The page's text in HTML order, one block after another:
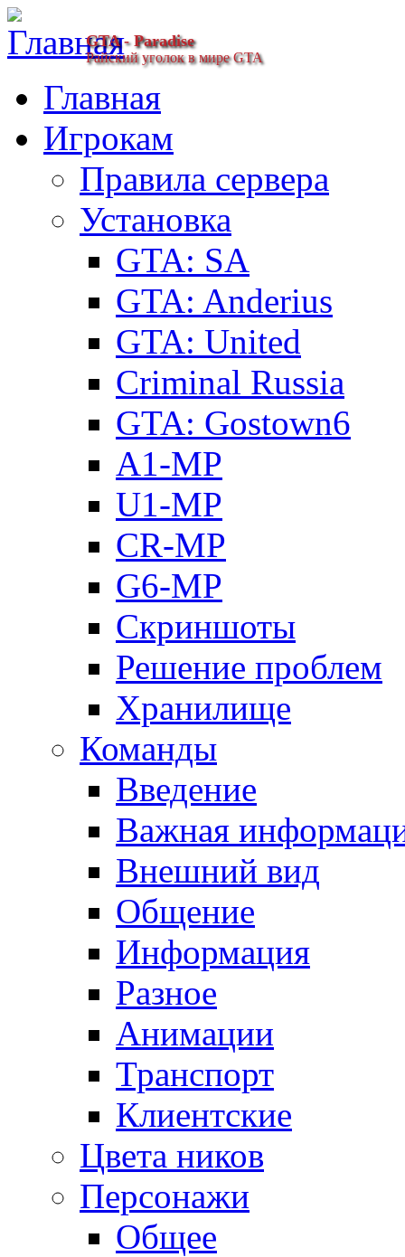
GTA - Paradise
Райский уголок в мире GTA
Главная
Игрокам
Правила сервера
Установка
GTA: SA
GTA: Anderius
GTA: United
Criminal Russia
GTA: Gostown6
A1-MP
U1-MP
CR-MP
G6-MP
Скриншоты
Решение проблем
Хранилище
Команды
Введение
Важная
Внешний вид
Общение
Информация
Разное
Анимации
Транспорт
Клиентские
Цвета ников
Персонажи
Общее